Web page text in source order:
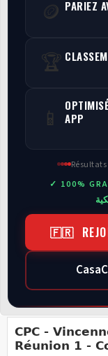
🪙 PARIEZ
🏆
📱
APP
Résultats
✓ 100%
🇫🇷
CPC -
Réunion 1 -